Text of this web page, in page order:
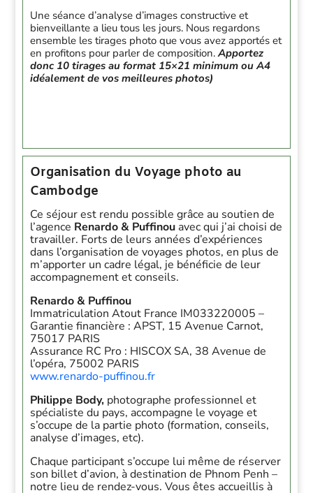
Une séance d’analyse d’images constructive et
bienveillante a lieu tous les jours. Nous regardons
ensemble les tirages photo que vous avez apportés et
en profitons pour parler de composition.Apportez
donc 10 tirages au format 15×21 minimum ou A4
idéalement de vos meilleures photos)
Organisation du Voyage photoau
Cambodge
Ce séjour est rendu possible grâce au soutien de
l’agence Renardo & Puffinou avec qui j’ai choisi de
travailler. Forts de leurs années d’expériences
dans l’organisation de voyages photos, en plus de
m’apporter un cadre légal, je bénéficie de leur
accompagnement et conseils.
Renardo & Puffinou
Immatriculation Atout France IM033220005 –
Garantie financière : APST, 15 Avenue Carnot,
75017 PARIS
Assurance RC Pro : HISCOX SA, 38 Avenue de
l’opéra, 75002 PARIS
www.renardo-puffinou.fr
Philippe Body, photographe professionnel et
spécialiste du pays, accompagne le voyage et
s’occupe de la partie photo (formation, conseils,
analyse d’images, etc).
Chaque participant s’occupe lui même de réserver
son billet d’avion, à destination de Phnom Penh –
notre lieu de rendez-vous. Vous êtes accueillis à